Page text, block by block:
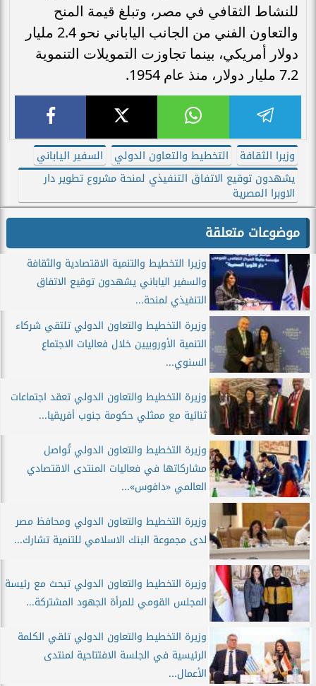
للنشاط الثقافي في مصر، وتبلغ قيمة المنح
والتعاون الفني من الجانب الياباني نحو 2.4 مليار
دولار أمريكي، بينما تجاوزت التمويلات التنموية
7.2 مليار دولار، منذ عام 1954.
وزيرا الثقافة التخطيط والتعاون الدولي
السفير الياباني
يشهدون توقيع الاتفاق التنفيذي لمنحة مشروع تطوير دار
الاوبرا المصرية
موضوعات متعلقة
وزيرا التخطيط والتنمية الاقتصادية والثقافة
والسفير الياباني يشهدون توقيع الاتفاق
التنفيذي لمنحة...
وزيرة التخطيط والتعاون الدولي تلتقي شركاء
التنمية الأوروبيين خلال فعاليات الاجتماع
السنوي...
وزيرة التخطيط والتعاون الدولي تعقد اجتماعات
ثنائية مع ممثلي حكومة جنوب أفريقيا...
وزيرة التخطيط والتعاون الدولي تُواصل
مشاركاتها في فعاليات المنتدى الاقتصادي
العالمي «دافوس»...
وزيرة التخطيط والتعاون الدولي ومحافظ مصر
لدى مجموعة البنك الاسلامي للتنمية تشارك...
وزيرة التخطيط والتعاون الدولي تبحث مع رئيسة
المجلس القومي للمرأة الجهود المشتركة...
وزيرة التخطيط والتعاون الدولي تلقي الكلمة
الرئيسية في الجلسة الافتتاحية لمنتدى
الأعمال...